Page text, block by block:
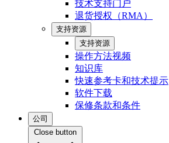
技术支持门户
退货授权（RMA）
支持资源
支持资源
操作方法视频
知识库
快速参考卡和技术提示
软件下载
保修条款和条件
公司
Close button